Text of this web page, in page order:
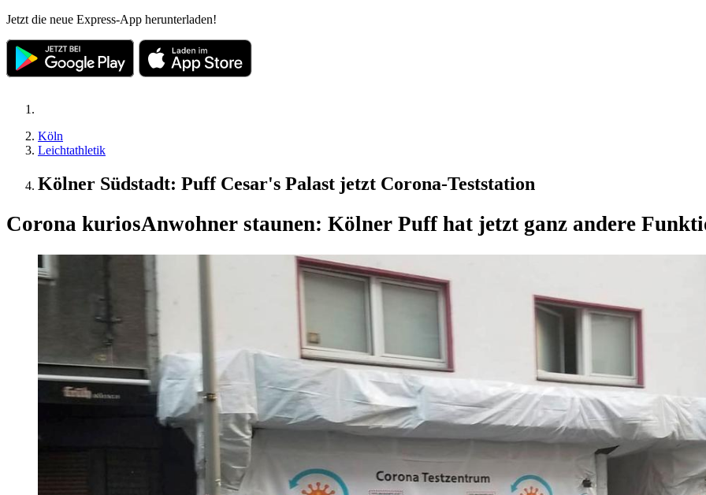
Jetzt die neue Express-App herunterladen!
Köln
Leichtathletik
Kölner Südstadt: Puff Cesar's Palast jetzt Corona-Teststation
Corona kuriosAnwohner staunen: Kölner Puff hat jetzt ganz andere